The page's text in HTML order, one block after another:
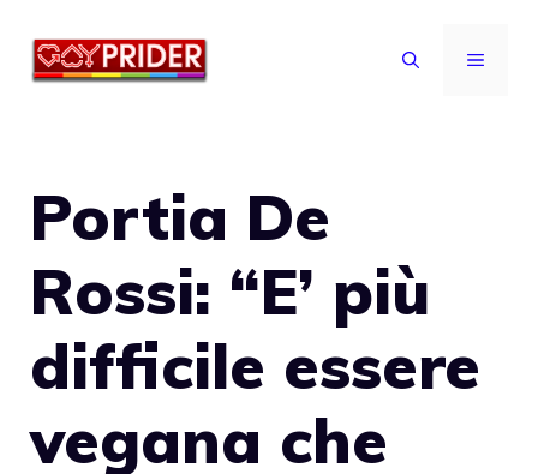
MENU
Portia De
Rossi: “E’ più
difficile essere
vegana che